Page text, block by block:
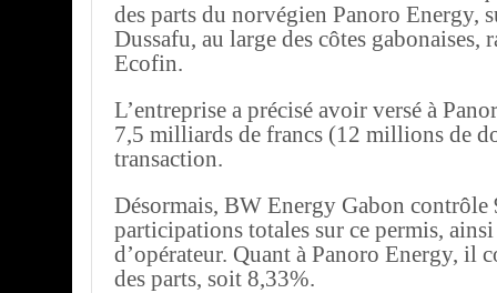
des parts du norvégien Panoro Energy,
Dussafu, au large des côtes gabonaises,
Ecofin.
L’entreprise a précisé avoir versé à
7,5 milliards de francs (12 millions de
transaction.
Désormais, BW Energy Gabon contrôle
participations totales sur ce permis,
d’opérateur. Quant à Panoro Energy, il
des parts, soit 8,33%.